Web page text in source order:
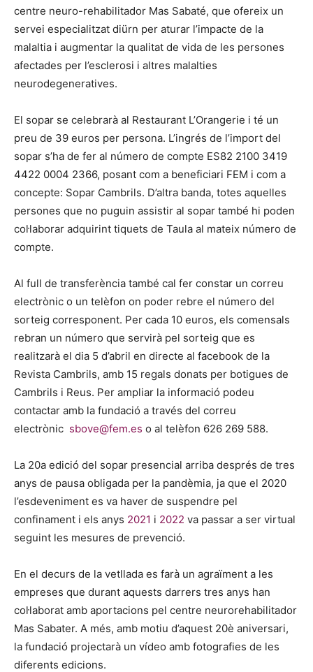
centre neuro-rehabilitador Mas Sabaté, que ofereix un
servei especialitzat diürn per aturar l’impacte de la
malaltia i augmentar la qualitat de vida de les persones
afectades per l’esclerosi i altres malalties
neurodegeneratives.
El sopar se celebrarà al Restaurant L’Orangerie i té un
preu de 39 euros per persona. L’ingrés de l’import del
sopar s’ha de fer al número de compte ES82 2100 3419
4422 0004 2366, posant com a beneficiari FEM i com a
concepte: Sopar Cambrils. D’altra banda, totes aquelles
persones que no puguin assistir al sopar també hi poden
col·laborar adquirint tiquets de Taula al mateix número de
compte.
Al full de transferència també cal fer constar un correu
electrònic o un telèfon on poder rebre el número del
sorteig corresponent. Per cada 10 euros, els comensals
rebran un número que servirà pel sorteig que es
realitzarà el dia 5 d’abril en directe al facebook de la
Revista Cambrils, amb 15 regals donats per botigues de
Cambrils i Reus. Per ampliar la informació podeu
contactar amb la fundació a través del correu
electrònic sbove@fem.es o al telèfon 626 269 588.
La 20a edició del sopar presencial arriba després de tres
anys de pausa obligada per la pandèmia, ja que el 2020
l’esdeveniment es va haver de suspendre pel
confinament i els anys 2021 i 2022 va passar a ser virtual
seguint les mesures de prevenció.
En el decurs de la vetllada es farà un agraïment a les
empreses que durant aquests darrers tres anys han
col·laborat amb aportacions pel centre neurorehabilitador
Mas Sabater. A més, amb motiu d’aquest 20è aniversari,
la fundació projectarà un vídeo amb fotografies de les
diferents edicions.